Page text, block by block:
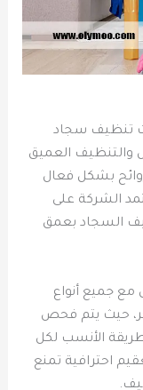
تنظيف سجاد
والتنظيف العميق
بشكل فعال
الشركة على
السجاد بعمق
جميع أنواع
حيث يتم فحص
الأنسب لكل
احترافية تمنع